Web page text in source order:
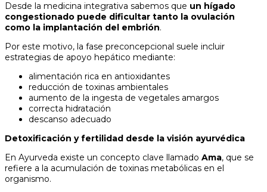
Desde la medicina integrativa sabemos que un hígado
congestionado puede dificultar tanto la ovulación
como la implantación del embrión.
Por este motivo, la fase preconcepcional suele incluir
estrategias de apoyo hepático mediante:
alimentación rica en antioxidantes
reducción de toxinas ambientales
aumento de la ingesta de vegetales amargos
correcta hidratación
descanso adecuado
Detoxificación y fertilidad desde la visión ayurvédica
En Ayurveda existe un concepto clave llamado Ama, que se
refiere a la acumulación de toxinas metabólicas en el
organismo.